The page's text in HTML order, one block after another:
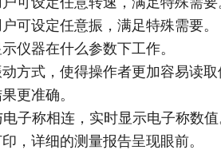
可设定任意振，满足特殊需要。
仪器在什么参数下工作。
方式，使得操作者更加容易读取
更准确。
电子称相连，实时显示电子称数
，详细的测量报告呈现眼前。